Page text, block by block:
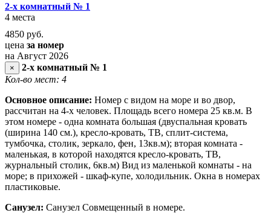
2-х комнатный № 1
4 места
4850 руб.
цена за номер
на Август 2026
×
2-х комнатный № 1
Кол-во мест: 4
Основное описание: Номер с видом на море и во двор,
рассчитан на 4-х человек. Площадь всего номера 25 кв.м. В
этом номере - одна комната большая (двуспальная кровать
(ширина 140 см.), кресло-кровать, ТВ, сплит-система,
тумбочка, столик, зеркало, фен, 13кв.м); вторая комната -
маленькая, в которой находятся кресло-кровать, ТВ,
журнальный столик, 6кв.м) Вид из маленькой комнаты - на
море; в прихожей - шкаф-купе, холодильник. Окна в номерах
пластиковые.
Санузел: Санузел Совмещенный в номере.